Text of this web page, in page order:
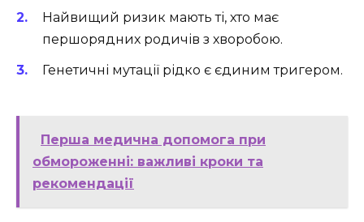
Найвищий ризик мають ті, хто має
першорядних родичів з хворобою.
Генетичні мутації рідко є єдиним тригером.
Перша медична допомога при
обмороженні: важливі кроки та
рекомендації